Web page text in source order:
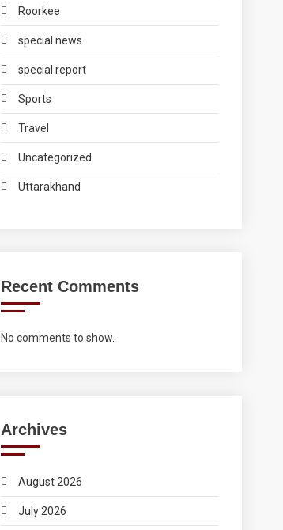
Roorkee
special news
special report
Sports
Travel
Uncategorized
Uttarakhand
Recent Comments
No comments to show.
Archives
August 2026
July 2026